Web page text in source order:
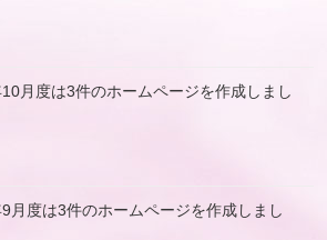
月度は3件のホームページを作成しまし
月度は3件のホームページを作成しまし